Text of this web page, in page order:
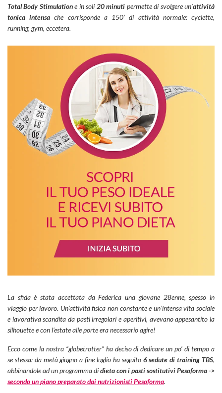
Total Body Stimulatione in soli 20 minuti permette di svolgere un’attività
tonica intensa che corrisponde a 150’ di attività normale: cyclette,
running, gym, eccetera.
La sfida è stata accettata da Federica una giovane 28enne, spesso in
viaggio per lavoro. Un’attività fisica non constante e un’intensa vita sociale
e lavorativa scandita da pasti irregolari e aperitivi, avevano appesantito la
silhouette e con l’estate alle porte era necessario agire!
Ecco come la nostra “globetrotter” ha deciso di dedicare un po’ di tempo a
se stessa: da metà giugno a fine luglio ha seguito 6 sedute di training TBS,
abbinandole ad un programma didieta con i pasti sostitutivi Pesoforma ->
secondo un piano preparato dai nutrizionisti Pesoforma.